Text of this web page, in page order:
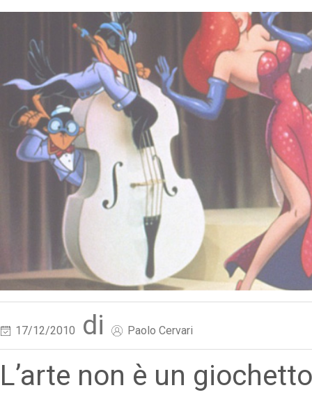
17/12/2010 di Paolo Cervari
L’arte non è un